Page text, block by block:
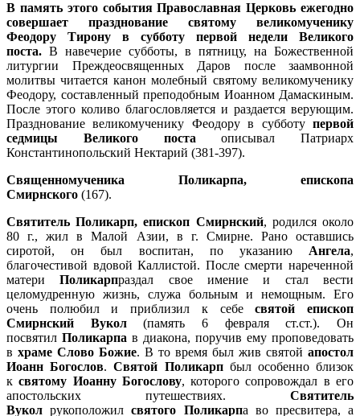
В память этого события Православная Церковь ежегодно
совершает празднование святому великомученику
Феодору Тирону в субботу первой недели Великого
поста. В навечерие субботы, в пятницу, на Божественной
литургии Преждеосвященных Даров после заамвонной
молитвы читается канон молебный святому великомученику
Феодору, составленный преподобным Иоанном Дамаскиным.
После этого коливо благословляется и раздается верующим.
Празднование великомученику Феодору в субботу первой
седмицы Великого поста описывал Патриарх
Константинопольский Нектарий (381-397).
Священномученика Поликарпа, епископа
Смирнского (167).
Святитель Поликарп, епископ Смирнский, родился около
80 г., жил в Малой Азии, в г. Смирне. Рано оставшись
сиротой, он был воспитан, по указанию Ангела,
благочестивой вдовой Каллистой. После смерти нареченной
материПоликарпраздал свое имение и стал вести
целомудренную жизнь, служа больным и немощным. Его
очень полюбил и приблизил к себесвятой епископ
Смирнский Вукол(память 6 февраля ст.ст.). Он
посвятил Поликарпа в диакона, поручив ему проповедовать
в храме Слово Божие. В то время был жив святой апостол
Иоанн Богослов.Святой Поликарпбыл особенно близок
ксвятому Иоанну Богослову, которого сопровождал в его
апостольских путешествиях. Святитель
Вуколрукоположилсвятого Поликарпа во пресвитера, а